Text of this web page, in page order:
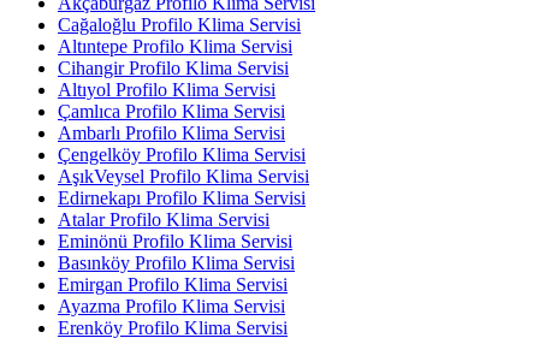
Cağaloğlu Profilo Klima Servisi
Altıntepe Profilo Klima Servisi
Cihangir Profilo Klima Servisi
Altıyol Profilo Klima Servisi
Çamlıca Profilo Klima Servisi
Ambarlı Profilo Klima Servisi
Çengelköy Profilo Klima Servisi
AşıkVeysel Profilo Klima Servisi
Edirnekapı Profilo Klima Servisi
Atalar Profilo Klima Servisi
Eminönü Profilo Klima Servisi
Basınköy Profilo Klima Servisi
Emirgan Profilo Klima Servisi
Ayazma Profilo Klima Servisi
Erenköy Profilo Klima Servisi